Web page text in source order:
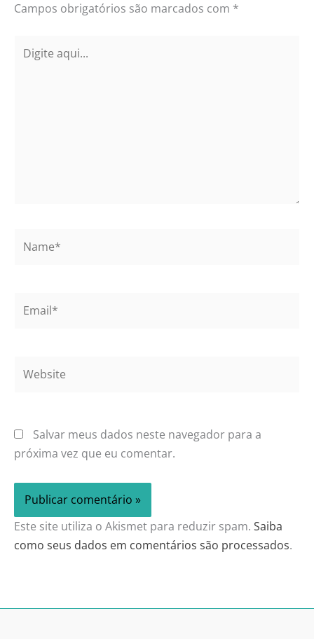
Campos obrigatórios são marcados com *
aqui...
Salvar meus dados neste navegador para a
próxima vez que eu comentar.
Este site utiliza o Akismet para reduzir spam. Saiba
como seus dados em comentários são processados.